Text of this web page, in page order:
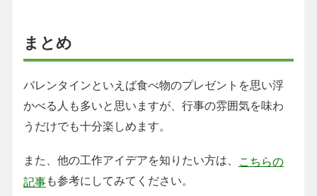
まとめ
バレンタインといえば食べ物のプレゼントを思い浮
かべる人も多いと思いますが、行事の雰囲気を味わ
うだけでも十分楽しめます。
また、他の工作アイデアを知りたい方は、
こちらの
記事も参考にしてみてください。